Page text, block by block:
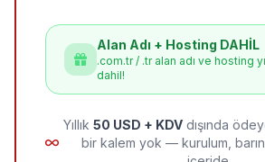
Alan Adı + Hosting DAHİL
.com.tr / .tr alan adı ve hosting
dahil!
Yıllık 50 USD + KDV dışında
bir kalem yok — kurulum,